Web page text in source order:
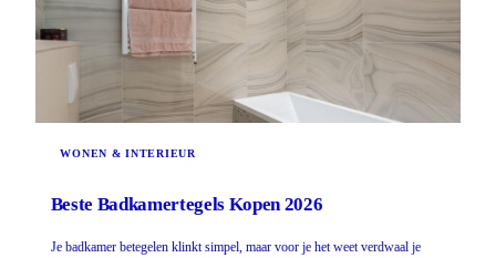
WONEN & INTERIEUR
Beste Badkamertegels Kopen 2026
Je badkamer betegelen klinkt simpel, maar voor je het weet verdwaal je